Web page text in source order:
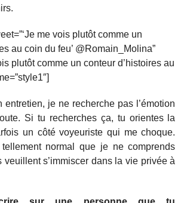
me vois plutôt comme un
au coin du feu’ @Romain_Molina”
plutôt comme un conteur d’histoires au
entretien, je ne recherche pas l’émotion
Si tu recherches ça, tu orientes la
un côté voyeuriste qui me choque.
normal que je ne comprends
veuillent s’immiscer dans la vie privée à